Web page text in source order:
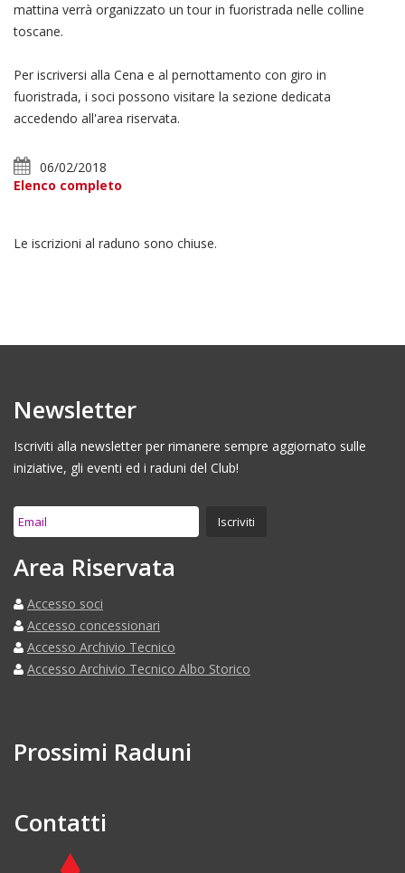
mattina verrà organizzato un tour in fuoristrada nelle colline
toscane.
Per iscriversi alla Cena e al pernottamento con giro in
fuoristrada, i soci possono visitare la sezione dedicata
accedendo all'area riservata.
06/02/2018
Elenco completo
Le iscrizioni al raduno sono chiuse.
Newsletter
Iscriviti alla newsletter per rimanere sempre aggiornato sulle
iniziative, gli eventi ed i raduni del Club!
Area Riservata
Accesso soci
Accesso concessionari
Accesso Archivio Tecnico
Accesso Archivio Tecnico Albo Storico
Prossimi Raduni
Contatti